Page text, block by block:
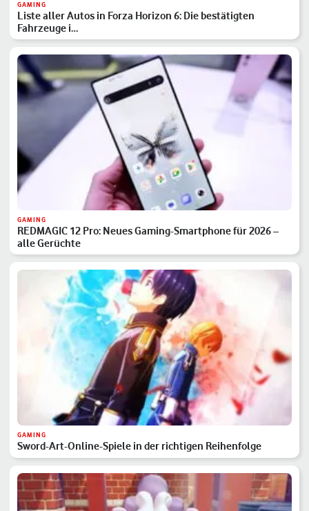
GAMING
Liste aller Autos in Forza Horizon 6: Die bestätigten
Fahrzeuge i…
GAMING
REDMAGIC 12 Pro: Neues Gaming-Smartphone für 2026 –
alle Gerüchte
GAMING
Sword-Art-Online-Spiele in der richtigen Reihenfolge